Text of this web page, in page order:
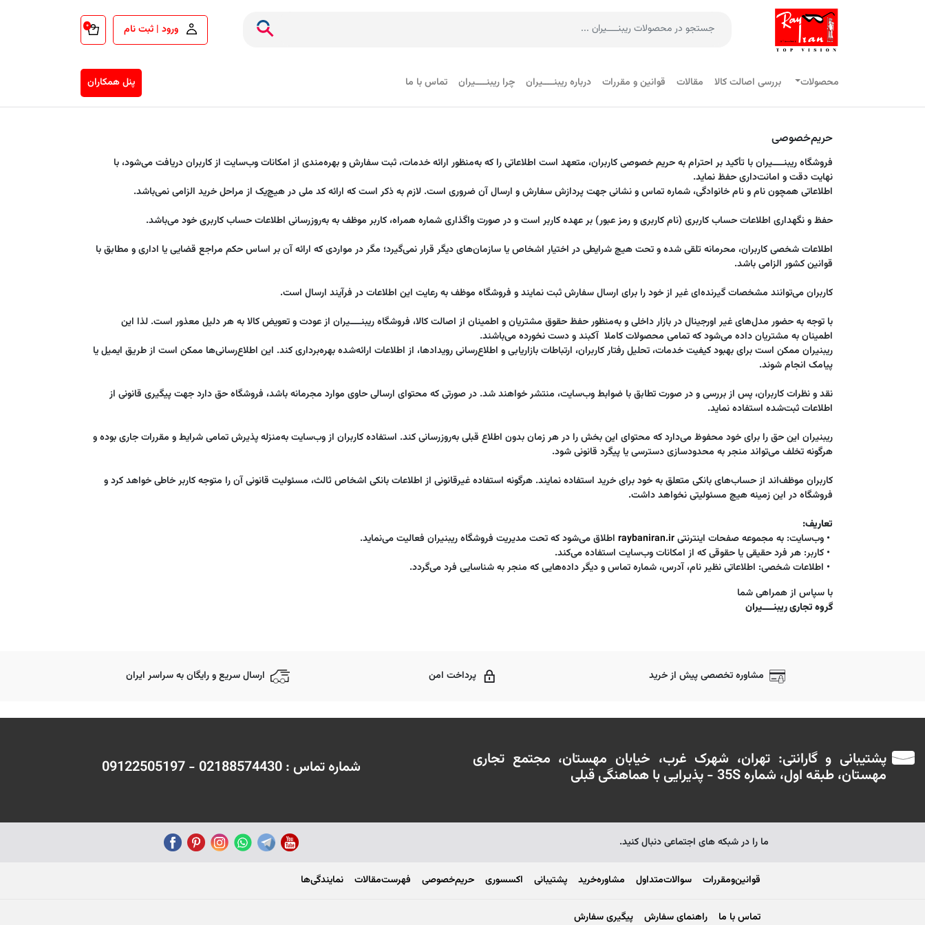
ورود | ثبت نام ۰
محصولات بررسی اصالت کالا مقالات قوانین و مقررات درباره ریبنــــیران چرا ریبنــــیران تماس با ما پنل همکاران
حریم‌خصوصی
فروشگاه ریبنــــیران با تأکید بر احترام به حریم خصوصی کاربران، متعهد است اطلاعاتی را که به‌منظور ارائه خدمات، ثبت سفارش و بهره‌مندی از امکانات وب‌سایت از کاربران دریافت می‌شود، با
نهایت دقت و امانت‌داری حفظ نماید.
اطلاعاتی همچون نام و نام خانوادگی، شماره تماس و نشانی جهت پردازش سفارش و ارسال آن ضروری است. لازم به ذکر است که ارائه کد ملی در هیچ‌یک از مراحل خرید الزامی نمی‌باشد.
حفظ و نگهداری اطلاعات حساب کاربری (نام کاربری و رمز عبور) بر عهده کاربر است و در صورت واگذاری شماره همراه، کاربر موظف به به‌روزرسانی اطلاعات حساب کاربری خود می‌باشد.
اطلاعات شخصی کاربران، محرمانه تلقی شده و تحت هیچ شرایطی در اختیار اشخاص یا سازمان‌های دیگر قرار نمی‌گیرد؛ مگر در مواردی که ارائه آن بر اساس حکم مراجع قضایی یا اداری و مطابق با
قوانین کشور الزامی باشد.
کاربران می‌توانند مشخصات گیرنده‌ای غیر از خود را برای ارسال سفارش ثبت نمایند و فروشگاه موظف به رعایت این اطلاعات در فرآیند ارسال است.
با توجه به حضور مدل‌های غیر اورجینال در بازار داخلی و به‌منظور حفظ حقوق مشتریان و اطمینان از اصالت کالا، فروشگاه ریبنــــیران از عودت و تعویض کالا به هر دلیل معذور است. لذا این
اطمینان به مشتریان داده می‌شود که تمامی محصولات کاملا آکبند و دست نخورده می‌باشند.
ریبنیران ممکن است برای بهبود کیفیت خدمات، تحلیل رفتار کاربران، ارتباطات بازاریابی و اطلاع‌رسانی رویدادها، از اطلاعات ارائه‌شده بهره‌برداری کند. این اطلاع‌رسانی‌ها ممکن است از طریق ایمیل یا
پیامک انجام شوند.
نقد و نظرات کاربران، پس از بررسی و در صورت تطابق با ضوابط وب‌سایت، منتشر خواهند شد. در صورتی که محتوای ارسالی حاوی موارد مجرمانه باشد، فروشگاه حق دارد جهت پیگیری قانونی از
اطلاعات ثبت‌شده استفاده نماید.
ریبنیران این حق را برای خود محفوظ می‌دارد که محتوای این بخش را در هر زمان بدون اطلاع قبلی به‌روزرسانی کند. استفاده کاربران از وب‌سایت به‌منزله پذیرش تمامی شرایط و مقررات جاری بوده و
هرگونه تخلف می‌تواند منجر به محدودسازی دسترسی یا پیگرد قانونی شود.
کاربران موظف‌اند از حساب‌های بانکی متعلق به خود برای خرید استفاده نمایند. هرگونه استفاده غیرقانونی از اطلاعات بانکی اشخاص ثالث، مسئولیت قانونی آن را متوجه کاربر خاطی خواهد کرد و
فروشگاه در این زمینه هیچ مسئولیتی نخواهد داشت.
تعاریف:
• وب‌سایت: به مجموعه صفحات اینترنتیraybaniran.ir اطلاق می‌شود که تحت مدیریت فروشگاه ریبنیران فعالیت می‌نماید.
• کاربر: هر فرد حقیقی یا حقوقی که از امکانات وب‌سایت استفاده می‌کند.
• اطلاعات شخصی: اطلاعاتی نظیر نام، آدرس، شماره تماس و دیگر داده‌هایی که منجر به شناسایی فرد می‌گردد.
با سپاس از همراهی شما
گروه تجاری ریبنــــیران
مشاوره تخصصی پیش از خرید پرداخت امن ارسال سریع و رایگان به سراسر ایران
پشتیبانی و گارانتی: تهران، شهرک غرب، خیابان مهستان، مجتمع تجاری
مهستان، طبقه اول، شماره 35S - پذیرایی با هماهنگی قبلی شماره تماس : 02188574430 - 09122505197
ما را در شبکه های اجتماعی دنبال کنید.
قوانین‌ومقررات سوالات‌متداول مشاوره‌خرید پشتیبانی اکسسوری حریم‌خصوصی فهرست‌مقالات نمایندگی‌ها
تماس با ما راهنمای سفارش پیگیری سفارش